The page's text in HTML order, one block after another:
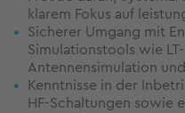
klarem Fokus auf
Sicherer Umgang mit
Simulationstools wie
Antennensimulation und
Kenntnisse in der
HF-Schaltungen sowie